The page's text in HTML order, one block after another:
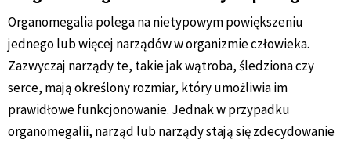
Organomegalia polega na nietypowym powiększeniu
jednego lub więcej narządów w organizmie człowieka.
Zazwyczaj narządy te, takie jak wątroba, śledziona czy
serce, mają określony rozmiar, który umożliwia im
prawidłowe funkcjonowanie. Jednak w przypadku
organomegalii, narząd lub narządy stają się zdecydowanie